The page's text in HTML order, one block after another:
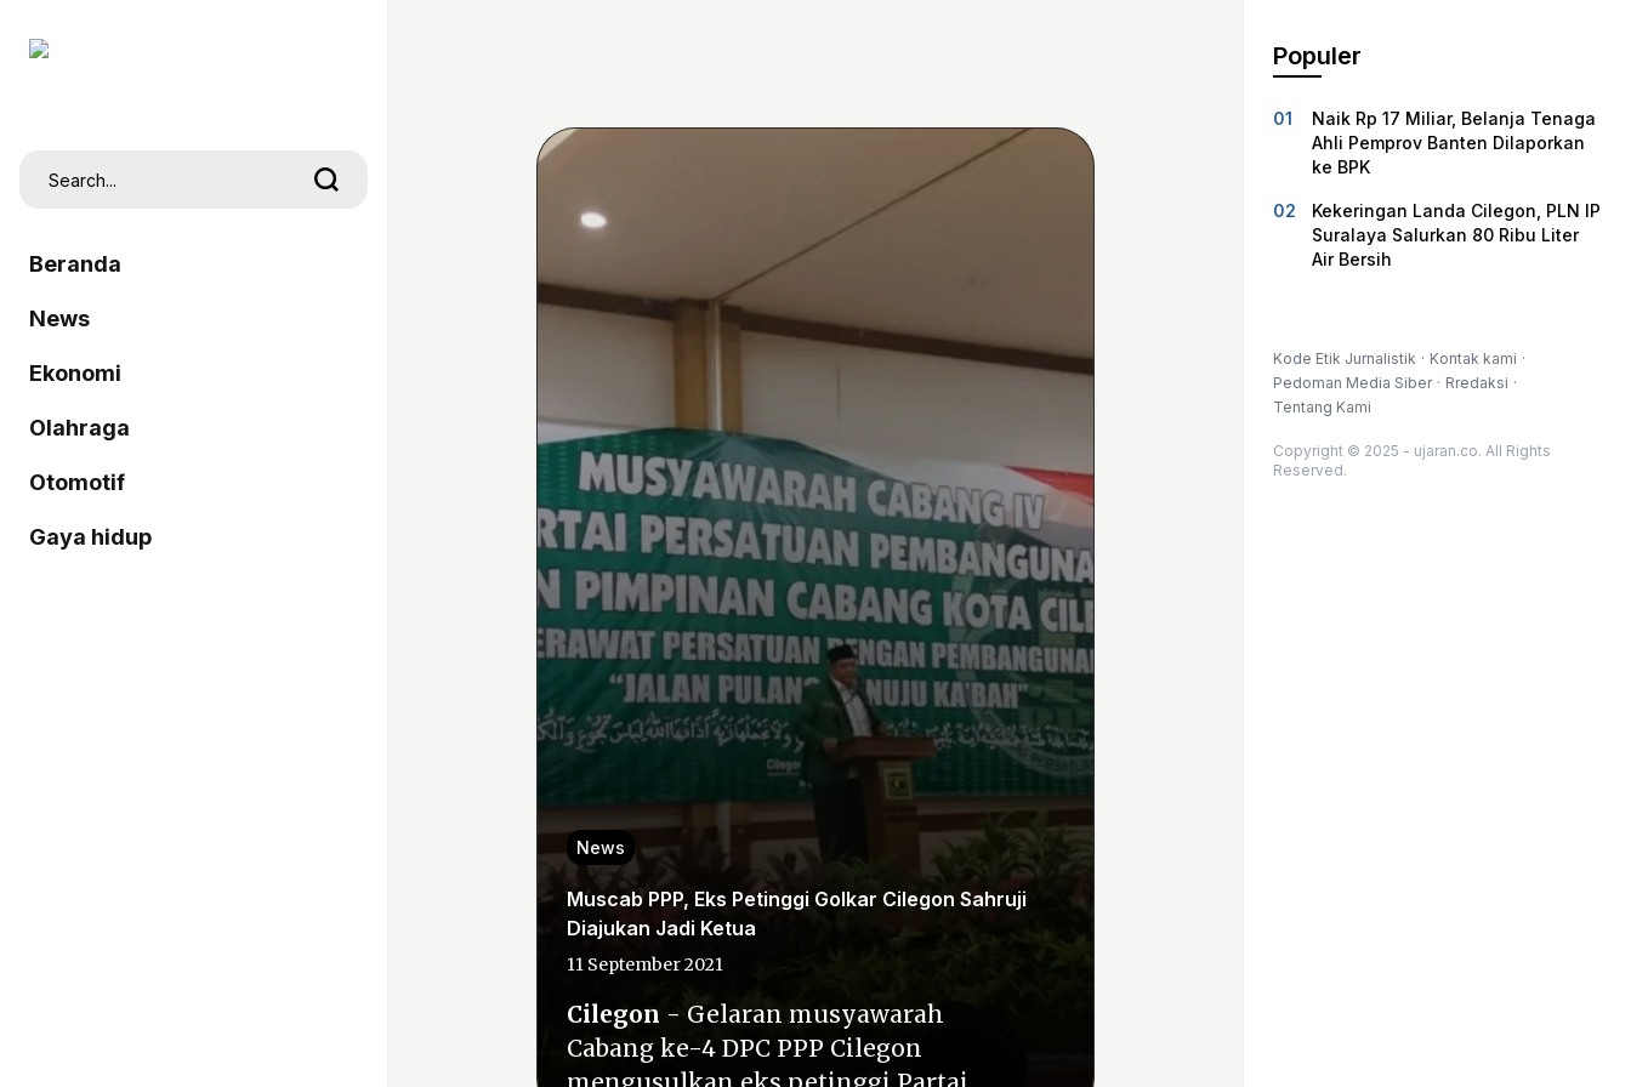
Beranda
News
Ekonomi
Olahraga
Otomotif
Gaya hidup
News
Muscab PPP, Eks Petinggi Golkar Cilegon Sahruji
Diajukan Jadi Ketua
11 September 2021
Cilegon - Gelaran musyawarah
Cabang ke-4 DPC PPP Cilegon
Populer
Naik Rp 17 Miliar, Belanja Tenaga
Ahli Pemprov Banten Dilaporkan
ke BPK
Kekeringan Landa Cilegon, PLN IP
Suralaya Salurkan 80 Ribu Liter
Air Bersih
Kode Etik Jurnalistik
Kontak kami
Pedoman Media Siber
Rredaksi
Tentang Kami
Copyright © 2025 - ujaran.co. All Rights
Reserved.